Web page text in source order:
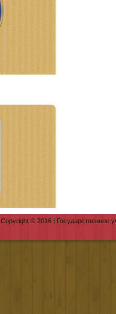
Copyright © 2016 | Государственное